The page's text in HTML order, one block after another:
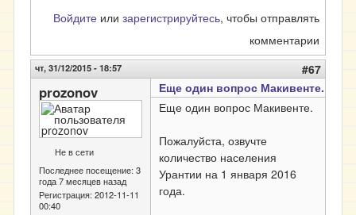
Войдите или зарегистрируйтесь, чтобы отправлять
комментарии
чт, 31/12/2015 - 18:57 #67
prozonov
Не в сети
Последнее посещение:3
года 7 месяцев назад
Регистрация:2012-11-11
00:40
Еще один вопрос Макивенте.
Еще один вопрос Макивенте.
Пожалуйста, озвучте
количество населения
Урантии на 1 января 2016
года.